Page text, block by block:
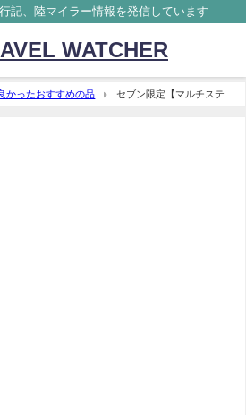
記、陸マイラー情報を発信しています
WATCHER
かったおすすめの品
セブン限定【マルチステン